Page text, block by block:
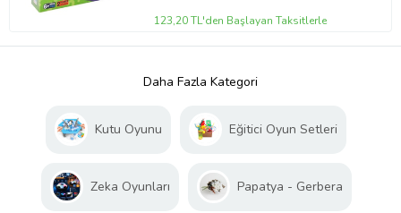
123,20 TL'den Başlayan Taksitlerle
Daha Fazla Kategori
Kutu Oyunu Eğitici Oyun Setleri
Zeka Oyunları Papatya - Gerbera